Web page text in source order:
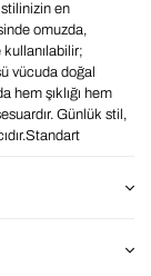
stilinizin en
omuzda,
vücuda doğal
hem şıklığı hem
Günlük stil,
Üstün